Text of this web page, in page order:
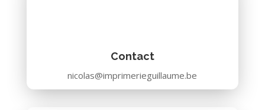
Contact
nicolas@imprimerieguillaume.be